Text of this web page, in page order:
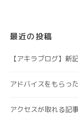
最近の投稿
【アキラブログ】新
アドバイスをもらっ
アクセスが取れる記